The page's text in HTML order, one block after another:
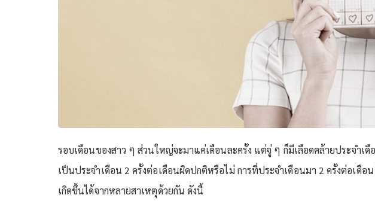
รอบเดือนของสาว ๆ ส่วนใหญ่จะมาแค่เดือนละครั้ง แต่จู่ ๆ ก็มีเลือดคล้ายประจำเ
เป็นประจำเดือน 2 ครั้งต่อเดือนผิดปกติหรือไม่ การที่ประจำเดือนมา 2 ครั้งต่อเดือ
เกิดขึ้นได้จากหลายสาเหตุด้วยกัน ดังนี้